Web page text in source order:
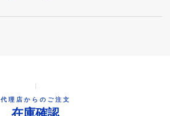
代理店からのご注文
在庫確認